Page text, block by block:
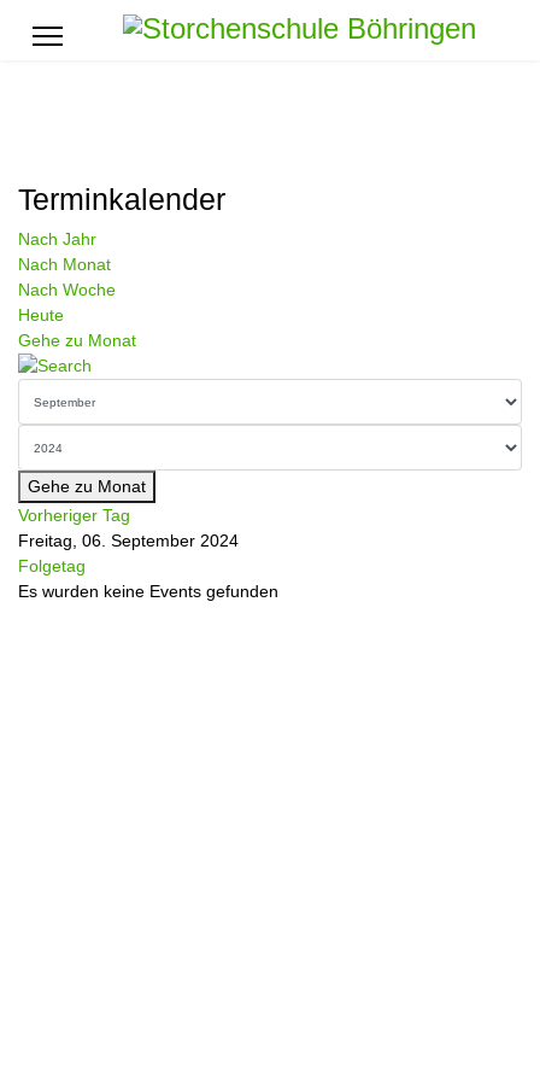
Terminkalender
Nach Jahr
Nach Monat
Nach Woche
Heute
Gehe zu Monat
Gehe zu Monat
Vorheriger Tag
Freitag, 06. September 2024
Folgetag
Es wurden keine Events gefunden